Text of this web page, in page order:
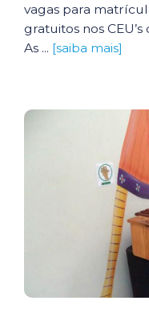
vagas para
gratuitos nos
As ... [saiba mais]